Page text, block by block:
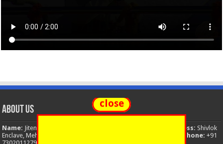
About Us
Name: Jitendra Singh Address: Shivlok
Enclave, Mehuwala Mafi, Dehradun, Uttarakhand, 248001, India
Phone: +91
close